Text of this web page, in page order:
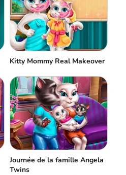
Kitty Mommy Real Makeover
Journée de la famille Angela
Twins